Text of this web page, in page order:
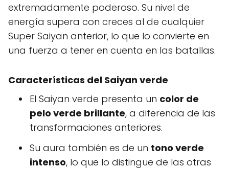
extremadamente poderoso. Su nivel de
energía supera con creces al de cualquier
Super Saiyan anterior, lo que lo convierte en
una fuerza a tener en cuenta en las batallas.
Características del Saiyan verde
El Saiyan verde presenta un color de
pelo verde brillante, a diferencia de las
transformaciones anteriores.
Su aura también es de un tono verde
intenso, lo que lo distingue de las otras